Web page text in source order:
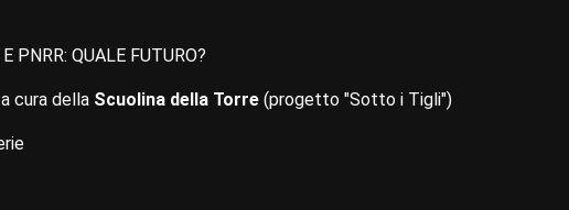
PNRR: QUALE FUTURO?
cura della Scuolina della Torre (progetto "Sotto i Tigli")